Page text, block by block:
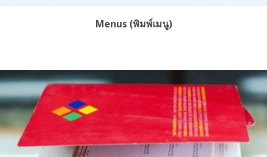
Menus (พิมพ์เมนู)